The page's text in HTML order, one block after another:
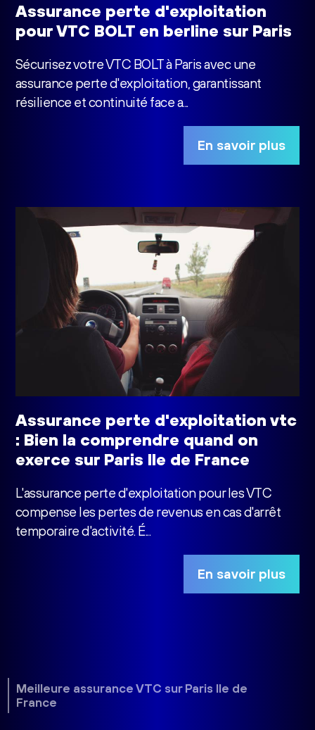
Assurance perte d'exploitation
pour VTC BOLT en berline sur Paris
Sécurisez votre VTC BOLT à Paris avec une
assurance perte d'exploitation, garantissant
résilience et continuité face a...
En savoir plus
Assurance perte d'exploitation vtc
: Bien la comprendre quand on
exerce sur Paris Ile de France
L'assurance perte d'exploitation pour les VTC
compense les pertes de revenus en cas d'arrêt
temporaire d'activité. É...
En savoir plus
Meilleure assurance VTC sur Paris Ile de
France